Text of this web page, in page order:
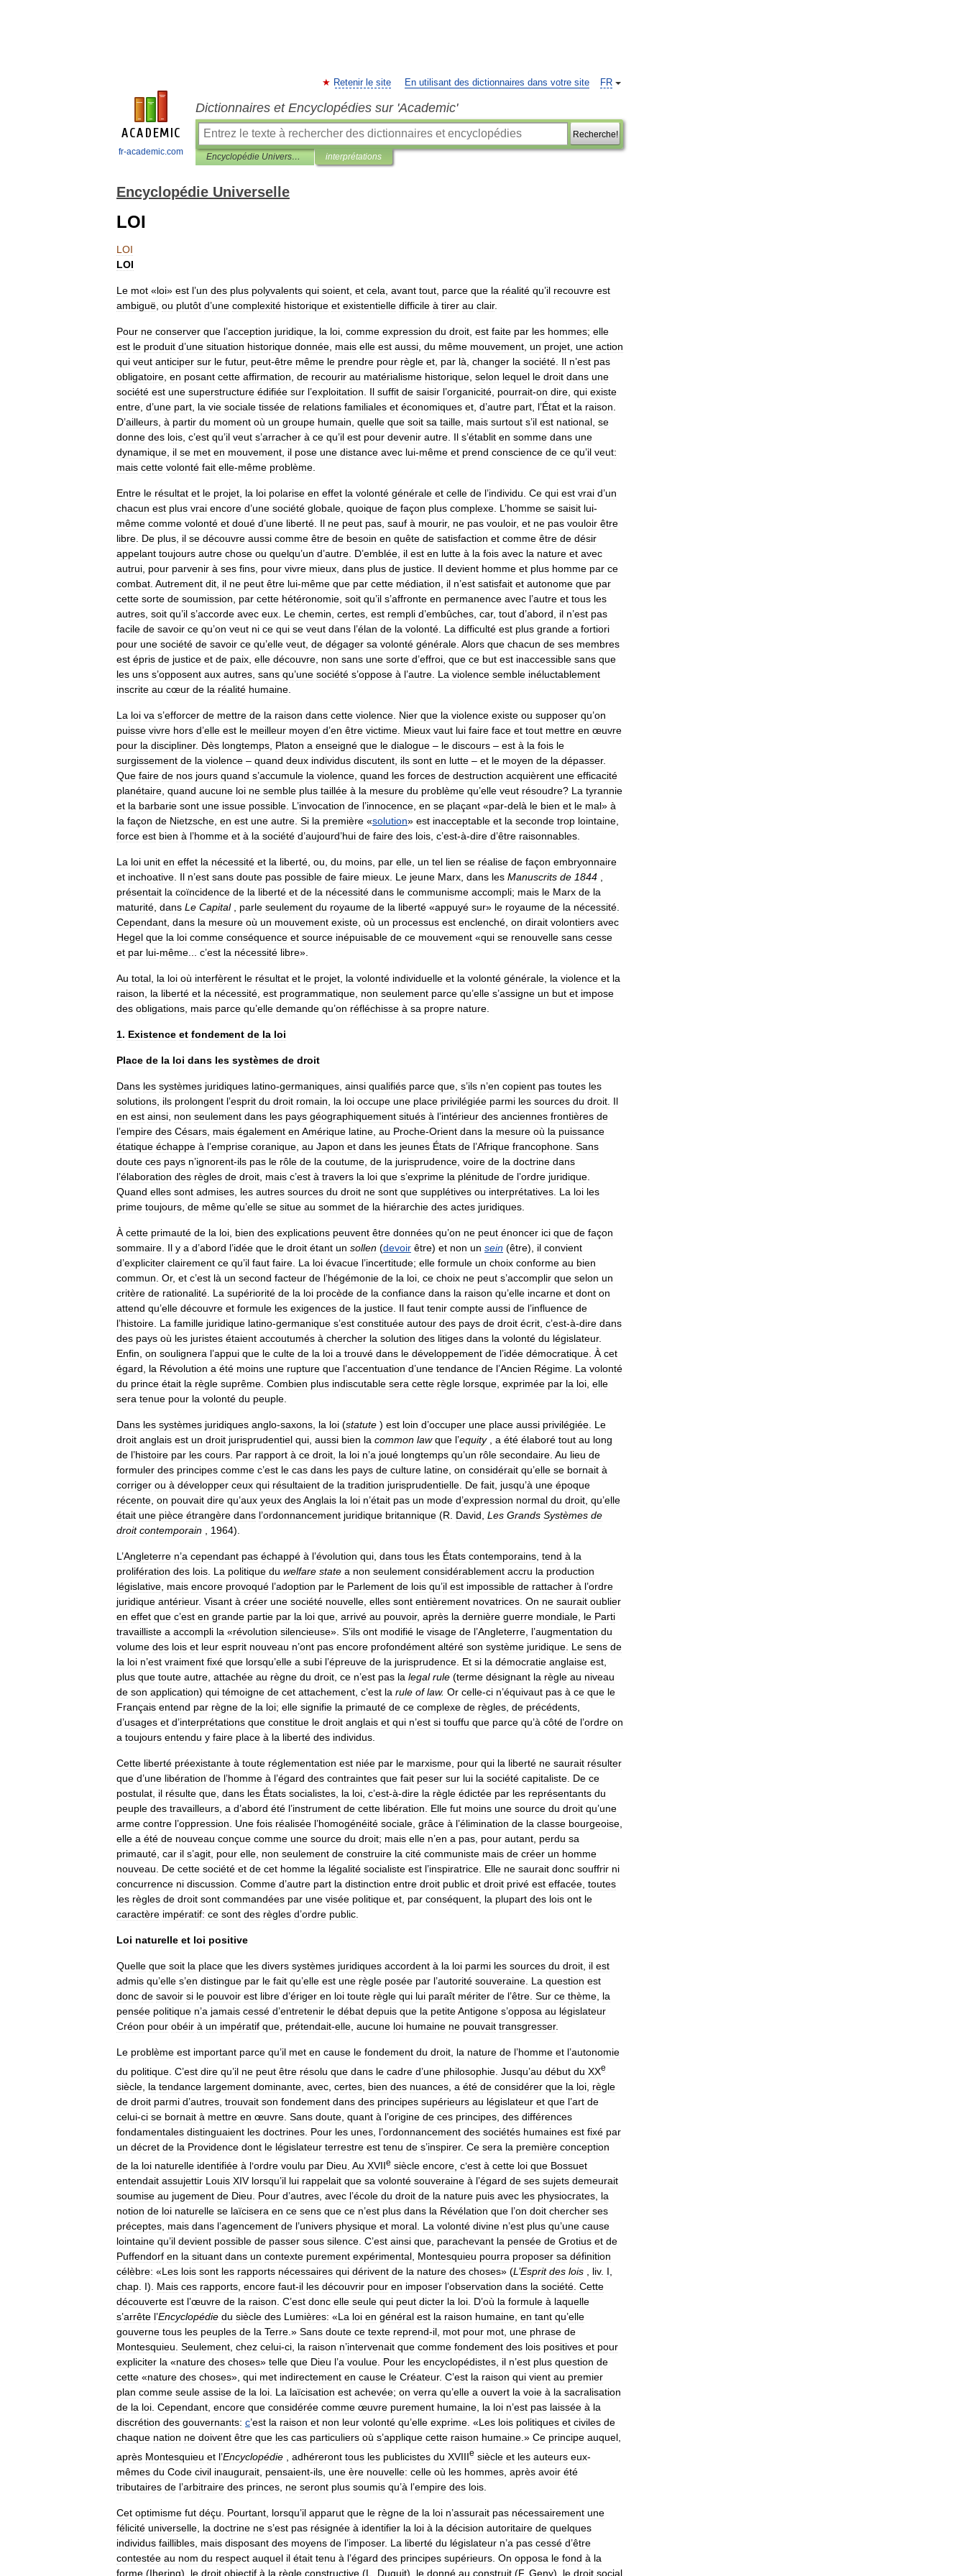
fr-academic.com
FR
Retenir le site En utilisant des dictionnaires dans votre site
Dictionnaires et Encyclopédies sur 'Academic'
Recherche!
Encyclopédie Universelle interprétations
Encyclopédie Universelle
LOI
LOI
LOI
Le mot «loi» est l’un des plus polyvalents qui soient et cela avant tout parce que la réalité qu’il recouvre est
ambiguë ou plutôt d’une complexité historique et existentielle difficile à tirer au clair.
Pour ne conserver que l’acception juridique la loi comme expression du droit est faite par les hommes; elle
est le produit d’une situation historique donnée mais elle est aussi du même mouvement un projet une action
qui veut anticiper sur le futur, peut-être même le prendre pour règle et par là changer la société Il n’est pas
obligatoire en posant cette affirmation de recourir au matérialisme historique selon lequel le droit dans une
société est une superstructure édifiée sur l’exploitation Il suffit de saisir l’organicité pourrait-on dire qui existe
entre d’une part la vie sociale tissée de relations familiales et économiques et d’autre part l’État et la raison
D’ailleurs à partir du moment où un groupe humain quelle que soit sa taille mais surtout s’il est national se
donne des lois c’est qu’il veut s’arracher à ce qu’il est pour devenir autre Il s’établit en somme dans une
dynamique il se met en mouvement il pose une distance avec lui-même et prend conscience de ce qu’il veut:
mais cette volonté fait elle-même problème
Entre le résultat et le projet la loi polarise en effet la volonté générale et celle de l’individu Ce qui est vrai d’un
chacun est plus vrai encore d’une société globale quoique de façon plus complexe L ’homme se saisit lui-
même comme volonté et doué d’une liberté Il ne peut pas sauf à mourir, ne pas vouloir, et ne pas vouloir être
libre De plus il se découvre aussi comme être de besoin en quête de satisfaction et comme être de désir
appelant toujours autre chose ou quelqu’un d’autre D’emblée il est en lutte à la fois avec la nature et avec
autrui pour parvenir à ses fins pour vivre mieux dans plus de justice Il devient homme et plus homme par ce
combat Autrement dit il ne peut être lui-même que par cette médiation il n’est satisfait et autonome que par
cette sorte de soumission par cette hétéronomie soit qu’il s’affronte en permanence avec l’autre et tous les
autres soit qu’il s’accorde avec eux Le chemin certes est rempli d’embûches car, tout d’abord il n’est pas
facile de savoir ce qu’on veut ni ce qui se veut dans l’élan de la volonté La difficulté est plus grande a fortiori
pour une société de savoir ce qu’elle veut de dégager sa volonté générale Alors que chacun de ses membres
est épris de justice et de paix elle découvre non sans une sorte d’effroi que ce but est inaccessible sans que
les uns s’opposent aux autres sans qu’une société s’oppose à l’autre La violence semble inéluctablement
inscrite au cœur de la réalité humaine
La loi va s’efforcer de mettre de la raison dans cette violence Nier que la violence existe ou supposer qu’on
puisse vivre hors d’elle est le meilleur moyen d’en être victime Mieux vaut lui faire face et tout mettre en œuvre
pour la discipliner. Dès longtemps Platon a enseigné que le dialogue – le discours – est à la fois le
surgissement de la violence – quand deux individus discutent ils sont en lutte – et le moyen de la dépasser.
Que faire de nos jours quand s’accumule la violence quand les forces de destruction acquièrent une efficacité
planétaire quand aucune loi ne semble plus taillée à la mesure du problème qu’elle veut résoudre? La tyrannie
et la barbarie sont une issue possible L ’invocation de l’innocence en se plaçant «par-delà le bien et le mal» à
la façon de Nietzsche en est une autre Si la première «solution» est inacceptable et la seconde trop lointaine
force est bien à l’homme et à la société d’aujourd’hui de faire des lois c’est-à-dire d’être raisonnables
La loi unit en effet la nécessité et la liberté ou du moins par elle un tel lien se réalise de façon embryonnaire
et inchoative Il n’est sans doute pas possible de faire mieux Le jeune Marx dans les Manuscrits de 1844
présentait la coïncidence de la liberté et de la nécessité dans le communisme accompli; mais le Marx de la
maturité dans Le Capital, parle seulement du royaume de la liberté «appuyé sur» le royaume de la nécessité
Cependant dans la mesure où un mouvement existe où un processus est enclenché on dirait volontiers avec
Hegel que la loi comme conséquence et source inépuisable de ce mouvement «qui se renouvelle sans cesse
et par lui-même c’est la nécessité libre».
Au total la loi où interfèrent le résultat et le projet la volonté individuelle et la volonté générale la violence et la
raison
la liberté et la nécessité est programmatique non seulement parce qu’elle s’assigne un but et impose
des obligations mais parce qu’elle demande qu’on réfléchisse à sa propre nature
1. Existence et fondement de la loi
Place de la loi dans les systèmes de droit
Dans les systèmes juridiques latino-germaniques ainsi qualifiés parce que s’ils n’en copient pas toutes les
solutions ils prolongent l’esprit du droit romain la loi occupe une place privilégiée parmi les sources du droit Il
en est ainsi non seulement dans les pays géographiquement situés à l’intérieur des anciennes frontières de
l’empire des Césars mais également en Amérique latine au Proche-Orient dans la mesure où la puissance
étatique échappe à l’emprise coranique au Japon et dans les jeunes États de l’Afrique francophone Sans
doute ces pays n’ignorent-ils pas le rôle de la coutume de la jurisprudence voire de la doctrine dans
l’élaboration des règles de droit mais c’est à travers la loi que s’exprime la plénitude de l’ordre juridique
Quand elles sont admises les autres sources du droit ne sont que supplétives ou interprétatives La loi les
prime toujours de même qu’elle se situe au sommet de la hiérarchie des actes juridiques
À cette primauté de la loi bien des explications peuvent être données qu’on ne peut énoncer ici que de façon
sommaire Il y a d’abord l’idée que le droit étant un sollen (devoir être) et non un sein (être), il convient
d’expliciter clairement ce qu’il faut faire La loi évacue l’incertitude; elle formule un choix conforme au bien
commun Or, et c’est là un second facteur de l’hégémonie de la loi ce choix ne peut s’accomplir que selon un
critère de rationalité La supériorité de la loi procède de la confiance dans la raison qu’elle incarne et dont on
attend qu’elle découvre et formule les exigences de la justice Il faut tenir compte aussi de l’influence de
l’histoire La famille juridique latino-germanique s’est constituée autour des pays de droit écrit c’est-à-dire dans
des pays où les juristes étaient accoutumés à chercher la solution des litiges dans la volonté du législateur.
Enfin on soulignera l’appui que le culte de la loi a trouvé dans le développement de l’idée démocratique À cet
égard
la Révolution a été moins une rupture que l’accentuation d’une tendance de l’Ancien Régime La volonté
du prince était la règle suprême Combien plus indiscutable sera cette règle lorsque exprimée par la loi elle
sera tenue pour la volonté du peuple
Dans les systèmes juridiques anglo-saxons la loi (statute ) est loin d’occuper une place aussi privilégiée Le
droit anglais est un droit jurisprudentiel qui aussi bien la common law que l’equity, a été élaboré tout au long
de l’histoire par les cours Par rapport à ce droit la loi n’a joué longtemps qu’un rôle secondaire Au lieu de
formuler des principes comme c’est le cas dans les pays de culture latine on considérait qu’elle se bornait à
corriger ou à développer ceux qui résultaient de la tradition jurisprudentielle De fait jusqu’à une époque
récente on pouvait dire qu’aux yeux desAnglais la loi n’était pas un mode d’expression normal du droit qu’elle
était une pièce étrangère dans l’ordonnancement juridique britannique (R David Les Grands Systèmes de
droit contemporain 1964).
L ’Angleterre n’a cependant pas échappé à l’évolution qui dans tous les États contemporains tend à la
prolifération des lois La politique du welfare state a non seulement considérablement accru la production
législative mais encore provoqué l’adoption par le Parlement de lois qu’il est impossible de rattacher à l’ordre
juridique antérieur. Visant à créer une société nouvelle elles sont entièrement novatrices On ne saurait oublier
en effet que c’est en grande partie par la loi que arrivé au pouvoir, après la dernière guerre mondiale le Parti
travailliste a accompli la «révolution silencieuse». S’ils ont modifié le visage de l’Angleterre l’augmentation du
volume des lois et leur esprit nouveau n’ont pas encore profondément altéré son système juridique Le sens de
la loi n’est vraiment fixé que lorsqu’elle a subi l’épreuve de la jurisprudence Et si la démocratie anglaise est
plus que toute autre attachée au règne du droit ce n’est pas la legal rule (terme désignant la règle au niveau
de son application) qui témoigne de cet attachement c’est la rule of law. Or celle-ci n’équivaut pas à ce que le
Français entend par règne de la loi; elle signifie la primauté de ce complexe de règles de précédents
d’usages et d’interprétations que constitue le droit anglais et qui n’est si touffu que parce qu’à côté de l’ordre on
a toujours entendu y faire place à la liberté des individus
Cette liberté préexistante à toute réglementation est niée par le marxisme pour qui la liberté ne saurait résulter
que d’une libération de l’homme à l’égard des contraintes que fait peser sur lui la société capitaliste De ce
postulat il résulte que dans les États socialistes la loi c’est-à-dire la règle édictée par les représentants du
peuple des travailleurs a d’abord été l’instrument de cette libération Elle fut moins une source du droit qu’une
arme contre l’oppression Une fois réalisée l’homogénéité sociale grâce à l’élimination de la classe bourgeoise
elle a été de nouveau conçue comme une source du droit; mais elle n’en a pas pour autant perdu sa
primauté car il s’agit pour elle non seulement de construire la cité communiste mais de créer un homme
nouveau
De cette société et de cet homme la légalité socialiste est l’inspiratrice Elle ne saurait donc souffrir ni
concurrence ni discussion Comme d’autre part la distinction entre droit public et droit privé est effacée toutes
les règles de droit sont commandées par une visée politique et par conséquent la plupart des lois ont le
caractère impératif: ce sont des règles d’ordre public
Loi naturelle et loi positive
Quelle que soit la place que les divers systèmes juridiques accordent à la loi parmi les sources du droit il est
admis qu’elle s’en distingue par le fait qu’elle est une règle posée par l’autorité souveraine La question est
donc de savoir si le pouvoir est libre d’ériger en loi toute règle qui lui paraît mériter de l’être Sur ce thème la
pensée politique n’a jamais cessé d’entretenir le débat depuis que la petiteAntigone s’opposa au législateur
Créon pour obéir à un impératif que prétendait-elle aucune loi humaine ne pouvait transgresser.
Le problème est important parce qu’il met en cause le fondement du droit la nature de l’homme et l’autonomie
du politique C’est dire qu’il ne peut être résolu que dans le cadre d’une philosophie Jusqu’au début du XXe
siècle la tendance largement dominante avec certes bien des nuances a été de considérer que la loi règle
de droit parmi d’autres trouvait son fondement dans des principes supérieurs au législateur et que l’art de
celui-ci se bornait à mettre en œuvre Sans doute quant à l’origine de ces principes des différences
fondamentales distinguaient les doctrines Pour les unes l’ordonnancement des sociétés humaines est fixé par
un décret de la Providence dont le législateur terrestre est tenu de s’inspirer. Ce sera la première conception
de la loi naturelle identifiée à l’ordre voulu par Dieu Au XVIIe siècle encore c’est à cette loi que Bossuet
entendait assujettir Louis XIV lorsqu’il lui rappelait que sa volonté souveraine à l’égard de ses sujets demeurait
soumise au jugement de Dieu. Pour d’autres, avec l’école du droit de la nature puis avec les physiocrates, la
notion de loi naturelle se laïcisera en ce sens que ce n’est plus dans la Révélation que l’on doit chercher ses
préceptes, mais dans l’agencement de l’univers physique et moral. La volonté divine n’est plus qu’une cause
lointaine qu’il devient possible de passer sous silence. C’est ainsi que, parachevant la pensée de Grotius et de
Puffendorf en la situant dans un contexte purement expérimental, Montesquieu pourra proposer sa définition
célèbre: «Les lois sont les rapports nécessaires qui dérivent de la nature des choses» (L’Esprit des lois , liv. I,
chap. I). Mais ces rapports, encore faut-il les découvrir pour en imposer l’observation dans la société. Cette
découverte est l’œuvre de la raison. C’est donc elle seule qui peut dicter la loi. D’où la formule à laquelle
s’arrête l’Encyclopédie du siècle des Lumières: «La loi en général est la raison humaine, en tant qu’elle
gouverne tous les peuples de la Terre.» Sans doute ce texte reprend-il, mot pour mot, une phrase de
Montesquieu. Seulement, chez celui-ci, la raison n’intervenait que comme fondement des lois positives et pour
expliciter la «nature des choses» telle que Dieu l’a voulue. Pour les encyclopédistes, il n’est plus question de
cette «nature des choses», qui met indirectement en cause le Créateur. C’est la raison qui vient au premier
plan comme seule assise de la loi. La laïcisation est achevée; on verra qu’elle a ouvert la voie à la sacralisation
de la loi. Cependant, encore que considérée comme œuvre purement humaine, la loi n’est pas laissée à la
discrétion des gouvernants: c’est la raison et non leur volonté qu’elle exprime. «Les lois politiques et civiles de
chaque nation ne doivent être que les cas particuliers où s’applique cette raison humaine.» Ce principe auquel,
après Montesquieu et l’Encyclopédie adhéreront tous les publicistes du XVIIIe siècle et les auteurs eux-
mêmes du Code civil inaugurait pensaient-ils une ère nouvelle: celle où les hommes après avoir été
tributaires de l’arbitraire des princes ne seront plus soumis qu’à l’empire des lois
Cet optimisme fut déçu Pourtant lorsqu’il apparut que le règne de la loi n’assurait pas nécessairement une
félicité universelle la doctrine ne s’est pas résignée à identifier la loi à la décision autoritaire de quelques
individus faillibles mais disposant des moyens de l’imposer. La liberté du législateur n’a pas cessé d’être
contestée au nom du respect auquel il était tenu à l’égard des principes supérieurs On opposa le fond à la
forme (Ihering), le droit objectif à la règle constructive (L Duguit), le donné au construit (F. Geny), le droit social